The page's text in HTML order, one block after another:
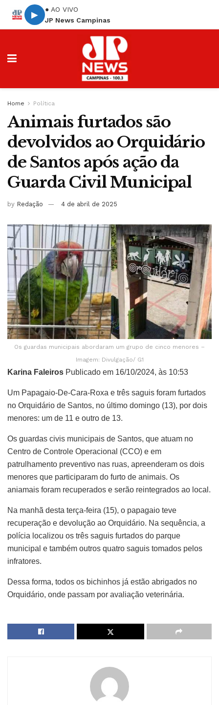
▶
● AO VIVO
JP News Campinas
Home Política
Animais furtados são
devolvidos ao Orquidário
de Santos após ação da
Guarda Civil Municipal
by Redação 4 de abril de 2025
Os guardas municipais abordaram um grupo de cinco menores –
Imagem: Divulgação/ G1
Karina Faleiros Publicado em 16/10/2024, às 10:53
Um Papagaio-De-Cara-Roxa e três saguis foram furtados
no Orquidário de Santos, no último domingo (13), por dois
menores: um de 11 e outro de 13.
Os guardas civis municipais de Santos, que atuam no
Centro de Controle Operacional (CCO) e em
patrulhamento preventivo nas ruas, apreenderam os dois
menores que participaram do furto de animais. Os
aniamais foram recuperados e serão reintegrados ao local.
Na manhã desta terça-feira (15), o papagaio teve
recuperação e devolução ao Orquidário. Na sequência, a
polícia localizou os três saguis furtados do parque
municipal e também outros quatro saguis tomados pelos
infratores.
Dessa forma, todos os bichinhos já estão abrigados no
Orquidário, onde passam por avaliação veterinária.